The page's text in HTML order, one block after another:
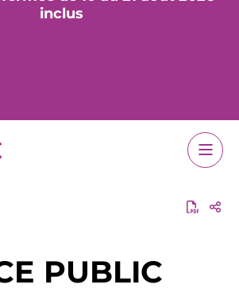
inclus
PUBLIC